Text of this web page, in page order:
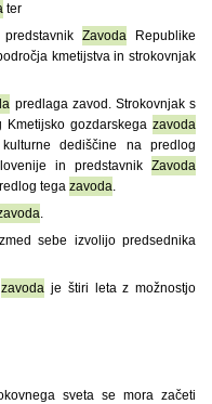
ter
ZavodaRepublike
kmetijstva in strokovnjak
predlaga zavod. Strokovnjak s
gozdarskega zavoda
dediščine na predlog
in predstavnik Zavoda
tega zavoda.
.
sebe izvolijo predsednika
zavoda je štiri leta z možnostjo
sveta se mora začeti